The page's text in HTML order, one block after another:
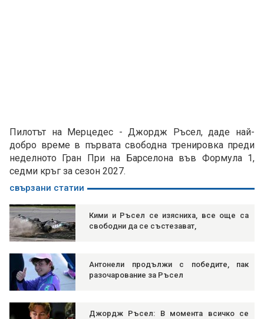
Пилотът на Мерцедес - Джордж Ръсел, даде най-
добро време в първата свободна тренировка преди
неделното Гран При на Барселона във Формула 1,
седми кръг за сезон 2027.
свързани статии
Кими и Ръсел се изясниха, все още са
свободни да се състезават,
Антонели продължи с победите, пак
разочарование за Ръсел
Джордж Ръсел: В момента всичко се